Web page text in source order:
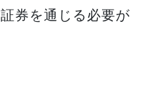
券を通じる必要が